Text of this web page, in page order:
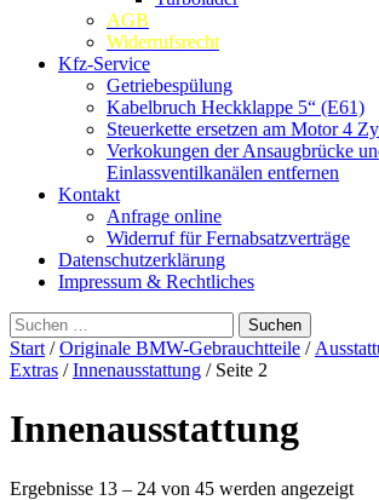
AGB
Widerrufsrecht
Kfz-Service
Getriebespülung
Kabelbruch Heckklappe 5“ (E61)
Steuerkette ersetzen am Motor 4
Verkokungen der Ansaugbrücke
Einlassventilkanälen entfernen
Kontakt
Anfrage online
Widerruf für Fernabsatzverträge
Datenschutzerklärung
Impressum & Rechtliches
Suchen
nach:
Start /Originale BMW-Gebrauchtteile /
Extras /Innenausstattung / Seite 2
Innenausstattung
Ergebnisse 13 – 24 von 45 werden angezeigt